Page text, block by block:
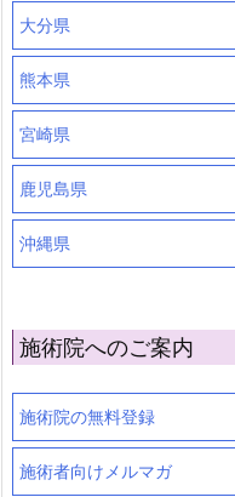
大分県
熊本県
宮崎県
鹿児島県
沖縄県
施術院へのご案内
施術院の無料登録
施術者向けメルマガ